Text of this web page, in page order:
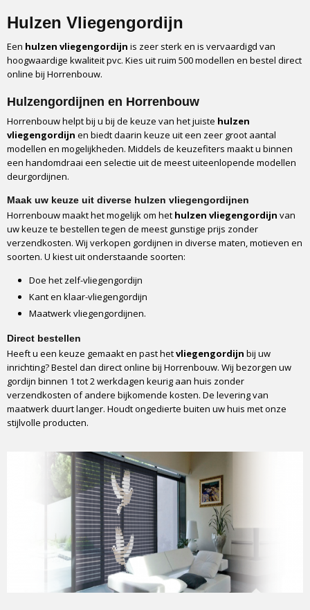
Afmetingen (l,b,h)
Catagorie
Vliegengordijn
Sun-arts
Materiaal
Hulzen en haken
Materiaal hulzen
Flexibel kunststof polyethyleen
Materiaal haken
Gegalvaniseerd
Type
Kant en klaar
Ophangstrip
Bevestiging
Schroeven
Montage
Optioneel profiel bij montage in het kozijn
Ja, beschikbaar
Montageduur
5 a 10 min
Verkrijgbare breedtes
90 of 100 cm
210 cm of 232 cm
Vervoerder
Hulzen Vliegengordijn
Een hulzen vliegengordijn is zeer sterk en is vervaardigd van
hoogwaardige kwaliteit pvc. Kies uit ruim 500 modellen en bestel direct
online bij Horrenbouw.
Hulzengordijnen en Horrenbouw
Horrenbouw helpt bij u bij de keuze van het juiste hulzen
vliegengordijn en biedt daarin keuze uit een zeer groot aantal
modellen en mogelijkheden. Middels de keuzefiters maakt u binnen
een handomdraai een selectie uit de meest uiteenlopende modellen
deurgordijnen.
Maak uw keuze uit diverse hulzen vliegengordijnen
Horrenbouw maakt het mogelijk om het hulzen vliegengordijn van
uw keuze te bestellen tegen de meest gunstige prijs zonder
verzendkosten. Wij verkopen gordijnen in diverse maten, motieven en
soorten. U kiest uit onderstaande soorten:
Doe het zelf-vliegengordijn
Kant en klaar-vliegengordijn
Maatwerk vliegengordijnen.
Direct bestellen
Heeft u een keuze gemaakt en past hetvliegengordijn bij uw
inrichting? Bestel dan direct online bij Horrenbouw. Wij bezorgen uw
gordijn binnen 1 tot 2 werkdagen keurig aan huis zonder
verzendkosten of andere bijkomende kosten. De levering van
maatwerk duurt langer. Houdt ongedierte buiten uw huis met onze
stijlvolle producten.